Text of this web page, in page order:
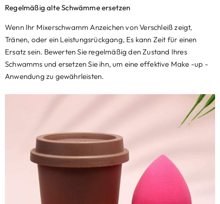
Regelmäßig alte Schwämme ersetzen
Wenn Ihr Mixerschwamm Anzeichen von Verschleiß zeigt,
Tränen, oder ein Leistungsrückgang, Es kann Zeit für einen
Ersatz sein. Bewerten Sie regelmäßig den Zustand Ihres
Schwamms und ersetzen Sie ihn, um eine effektive Make -up -
Anwendung zu gewährleisten.